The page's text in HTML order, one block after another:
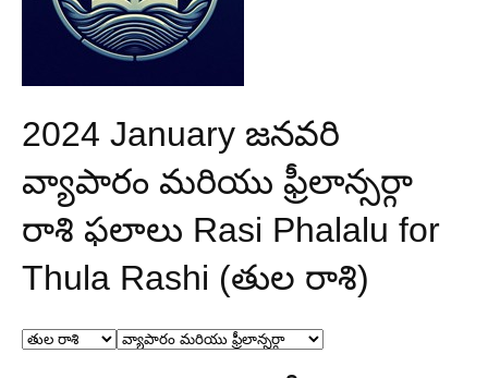
2024 January జనవరి
వ్యాపారం మరియు ఫ్రీలాన్సర్గా
రాశి ఫలాలు Rasi Phalalu for
Thula Rashi (తుల రాశి)